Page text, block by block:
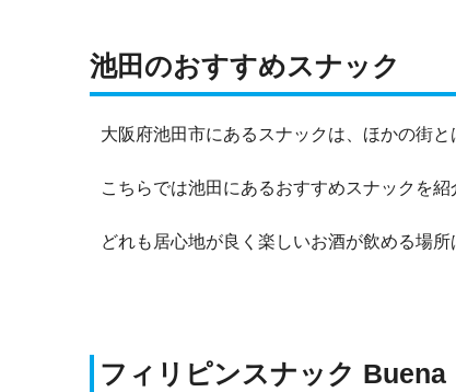
池田のおすすめスナック
大阪府池田市にあるスナックは、ほかの街
こちらでは池田にあるおすすめスナックを紹
どれも居心地が良く楽しいお酒が飲める場
フィリピンスナック Buena